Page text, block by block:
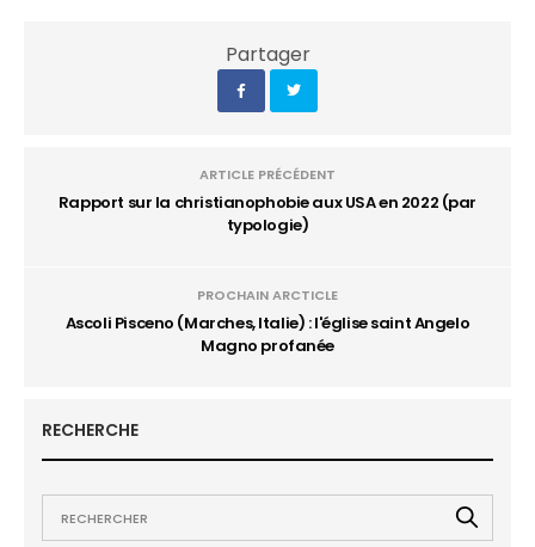
Partager
ARTICLE PRÉCÉDENT
Rapport sur la christianophobie aux USA en 2022 (par
typologie)
PROCHAIN ARCTICLE
Ascoli Pisceno (Marches, Italie) : l'église saint Angelo
Magno profanée
RECHERCHE